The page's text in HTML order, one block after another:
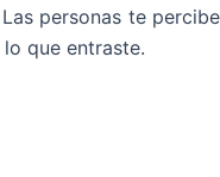
personas te
que entraste.